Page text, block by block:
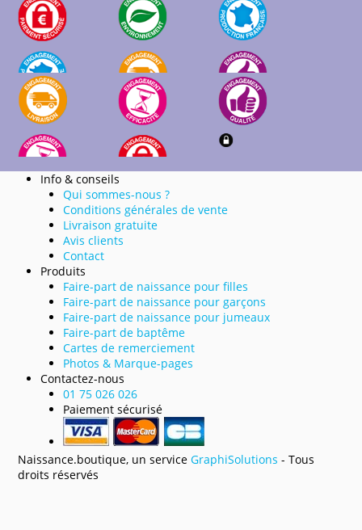
Info & conseils
Qui sommes-nous ?
Conditions générales de vente
Livraison gratuite
Avis clients
Contact
Produits
Faire-part de naissance pour filles
Faire-part de naissance pour garçons
Faire-part de naissance pour jumeaux
Faire-part de baptême
Cartes de remerciement
Photos & Marque-pages
Contactez-nous
01 75 026 026
Paiement sécurisé
Naissance.boutique, un serviceGraphiSolutions - Tous
droits réservés